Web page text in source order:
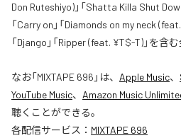
Don Ruteshiyo)」「Shatta Killa Shut
「Carry on」「Diamonds on my neck
「Django」「Ripper (feat. ¥T$-T)」を含
なお「MIXTAPE 696 」は、 Apple Music、
YouTube Music、 Amazon Music
聴くことができる。
各配信サービス： MIXTAPE 696